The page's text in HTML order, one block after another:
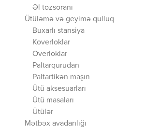
Əl tozsoranı
Ütüləmə və geyimə qulluq
Buxarlı stansiya
Koverloklar
Overloklar
Paltarqurudan
Paltartikən maşın
Ütü aksesuarları
Ütü masaları
Ütülər
Mətbəx avadanlığı